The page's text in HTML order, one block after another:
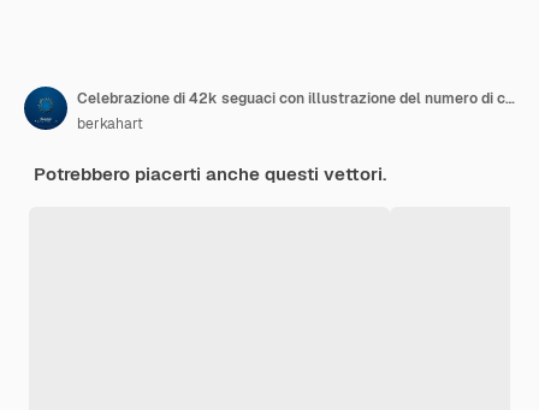
Celebrazione di 42k seguaci con illustrazione del numero di carta dorata
berkahart
Potrebbero piacerti anche questi vettori.